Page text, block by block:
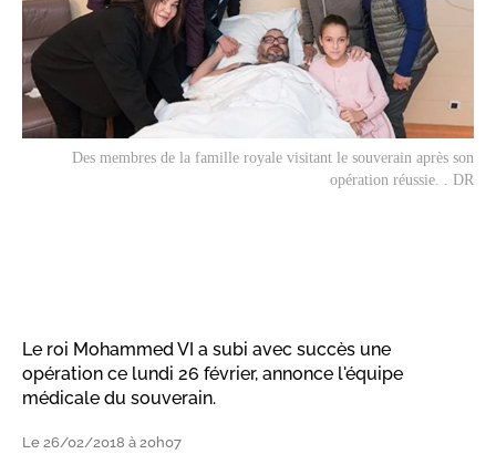
Des membres de la famille royale visitant le souverain après son
opération réussie. . DR
Le roi Mohammed VI a subi avec succès une
opération ce lundi 26 février, annonce l'équipe
médicale du souverain.
Le 26/02/2018 à 20h07